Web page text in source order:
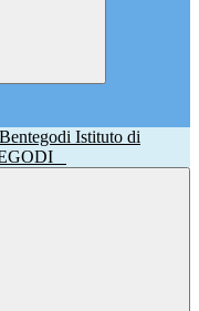
Istituto di